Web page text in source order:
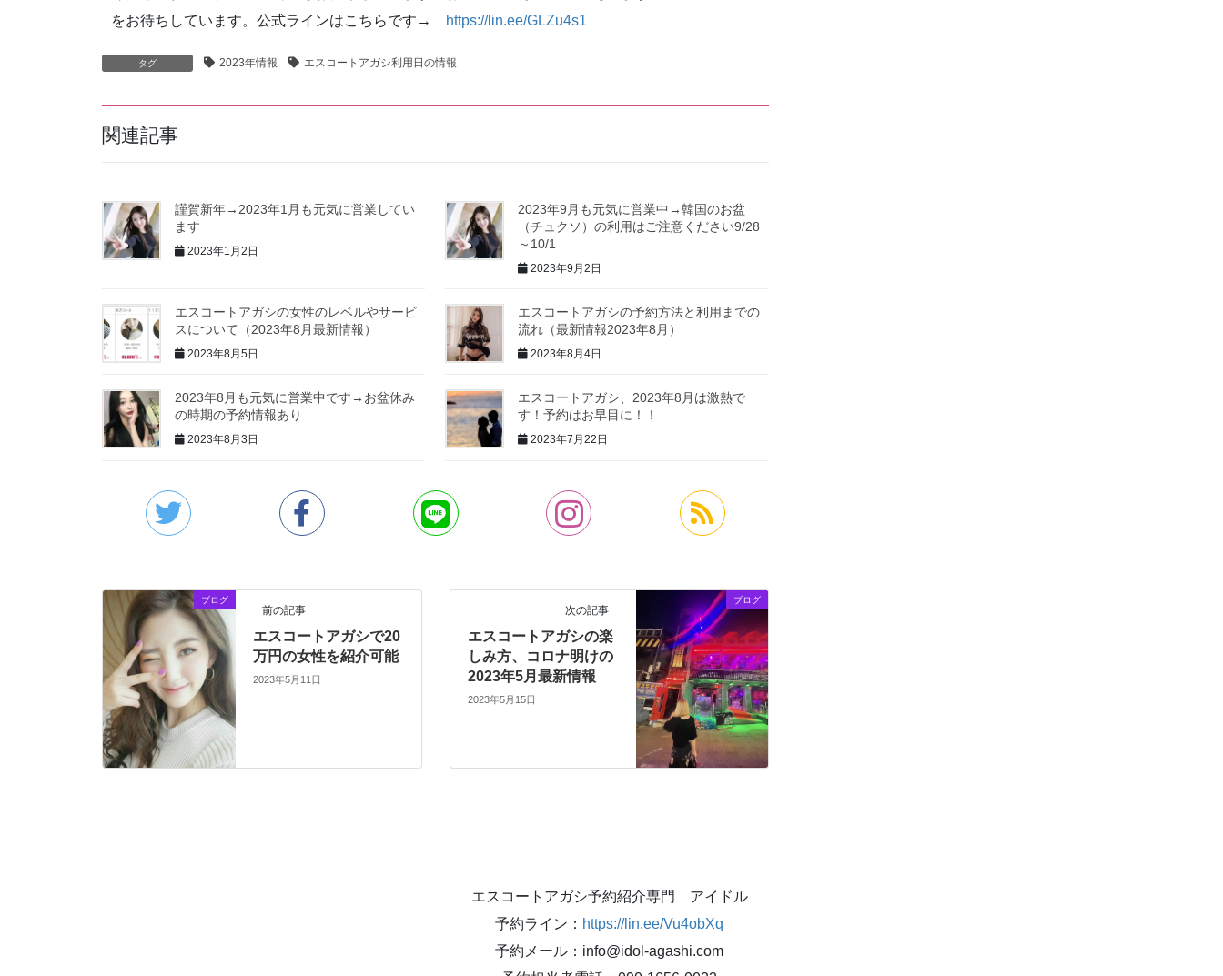
をお待ちしています。公式ラインはこちらです→
https://lin.ee/GLZu4s1
タグ 2023年情報 エスコートアガシ利用日の情報
関連記事
謹賀新年→2023年1月も元気に営業してい
ます
2023年1月2日
2023年9月も元気に営業中→韓国のお盆
（チュクソ）の利用はご注意ください9/28
～10/1
2023年9月2日
エスコートアガシの女性のレベルやサービ
スについて（2023年8月最新情報）
2023年8月5日
エスコートアガシの予約方法と利用までの
流れ（最新情報2023年8月）
2023年8月4日
2023年8月も元気に営業中です→お盆休み
の時期の予約情報あり
2023年8月3日
エスコートアガシ、2023年8月は激熱で
す！予約はお早目に！！
2023年7月22日
ブログ
前の記事
エスコートアガシで20
万円の女性を紹介可能
2023年5月11日
ブログ
次の記事
エスコートアガシの楽
しみ方、コロナ明けの
2023年5月最新情報
2023年5月15日
エスコートアガシ予約紹介専門 アイドル
予約ライン： https://lin.ee/Vu4obXq
予約メール：info@idol-agashi.com